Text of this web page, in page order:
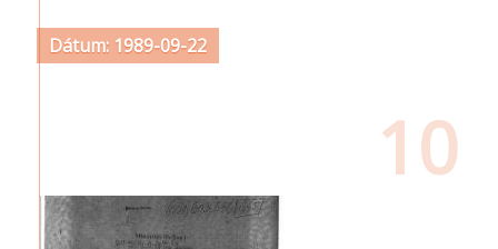
Dátum: 1989-09-22
10